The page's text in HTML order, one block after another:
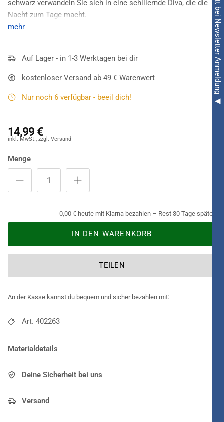
◀ 5€ Rabatt bei Newsletter Anmeldung ◀
schwarz verwandeln Sie sich in eine schillernde Diva, die die
Nacht zum Tage macht.
macht
mächtig Eindruck, wenn sich eine Lady dafür entscheidet,
tragen. Insbesondere wenn sie mit weißen oder roten Kleidern
kombiniert wird, entsteht ein herrliches Outfit, das mehr kann,
mehr
Auf Lager - in 1-3 Werktagen bei dir
kostenloser Versand ab 49 € Warenwert
Nur noch 6 verfügbar - beeil dich!
14,99 €
Menge
0,00 € heute mit Klarna bezahlen – Rest 30 Tage später.
IN DEN WARENKORB
TEILEN
An der Kasse kannst du bequem und sicher bezahlen mit:
Art. 402263
Materialdetails
Deine Sicherheit bei uns
Versand